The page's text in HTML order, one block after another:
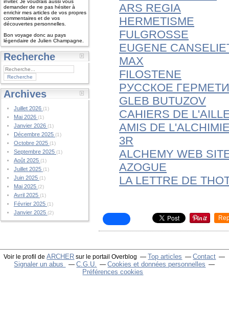
inviter. Je voudrais aussi vous
demander de ne pas hésiter à
enrichir mes articles de vos propres
commentaires et de vos
découvertes personnelles.
Bon voyage donc au pays
légendaire de Julien Champagne.
Recherche
Archives
Juillet 2026 (1)
Mai 2026 (1)
Janvier 2026 (1)
Décembre 2025 (1)
Octobre 2025 (1)
Septembre 2025 (1)
Août 2025 (1)
Juillet 2025 (1)
Juin 2025 (1)
Mai 2025 (2)
Avril 2025 (1)
Février 2025 (1)
Janvier 2025 (2)
ARS REGIA
HERMETISME
FULGROSSE
EUGENE
MAX
FILOSTENE
РУССКОЕ
GLEB BUTUZOV
CAHIERS DE
AMIS DE
3R
ALCHEMY WEB
AZOGUE
LA LETTRE DE
Voir le profil deARCHER sur le portail Overblog Top articles
Contact
Signaler un abus
C.G.U.
Cookies et données personnelles
Préférences cookies